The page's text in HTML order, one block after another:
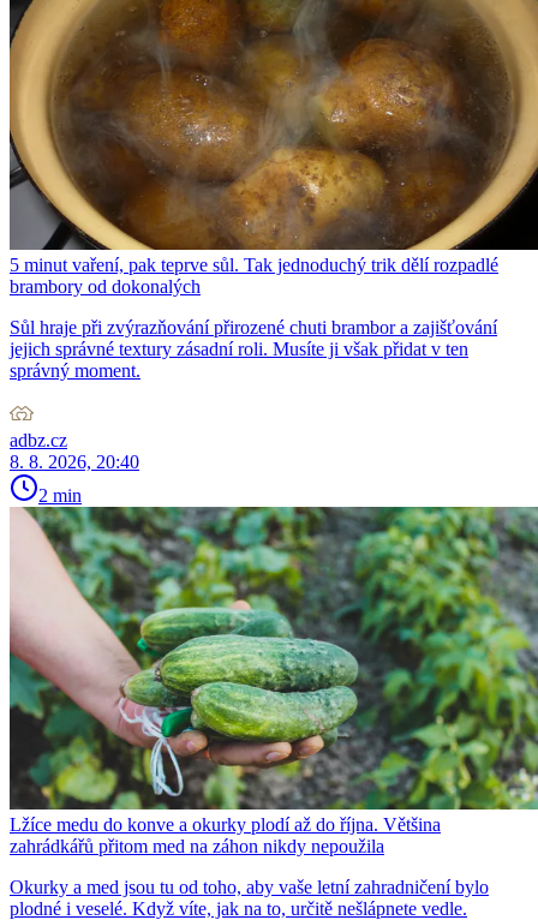
5 minut vaření, pak teprve sůl. Tak jednoduchý trik dělí rozpadlé
brambory od dokonalých
Sůl hraje při zvýrazňování přirozené chuti brambor a zajišťování
jejich správné textury zásadní roli. Musíte ji však přidat v ten
správný moment.
adbz.cz
8. 8. 2026, 20:40
2 min
Lžíce medu do konve a okurky plodí až do října. Většina
zahrádkářů přitom med na záhon nikdy nepoužila
Okurky a med jsou tu od toho, aby vaše letní zahradničení bylo
plodné i veselé. Když víte, jak na to, určitě nešlápnete vedle.